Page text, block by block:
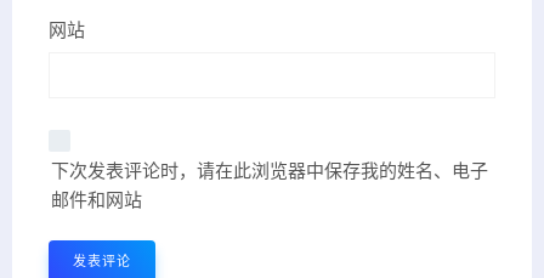
网站
下次发表评论时，请在此浏览器中保存我的姓名、电子
邮件和网站